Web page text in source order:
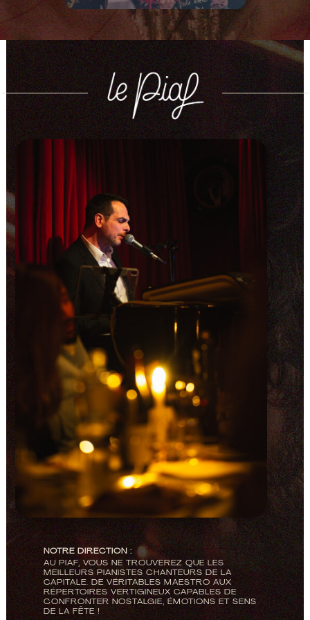
NOTRE DIRECTION :
AU PIAF, VOUS NE TROUVEREZ QUE LES
MEILLEURS PIANISTES CHANTEURS DE LA
CAPITALE. DE VÉRITABLES MAESTRO AUX
RÉPERTOIRES VERTIGINEUX CAPABLES DE
CONFRONTER NOSTALGIE, ÉMOTIONS ET SENS
DE LA FÊTE !